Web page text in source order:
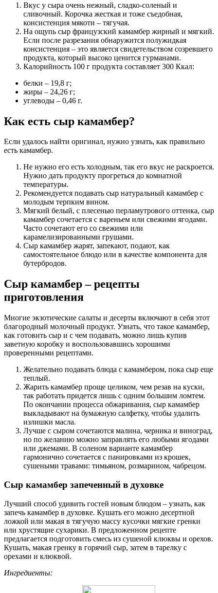
Вкус у сыра очень нежный, сладко-соленый и
сливочный. Корочка жесткая и тоже съедобная,
консистенция мякоти – тягучая.
На ощупь сыр французский камамбер жирный и мягкий.
Если после разрезания обнаружится полужидкая
консистенция – это является свидетельством созревшего
продукта, который высоко ценится гурманами.
Калорийность 100 г продукта составляет 300 Ккал:
белки – 19,8 г;
жиры – 24,26 г;
углеводы – 0,46 г.
Как есть сыр камамбер?
Если удалось найти оригинал, нужно узнать, как правильно
есть камамбер.
Не нужно его есть холодным, так его вкус не раскроется.
Нужно дать продукту прогреться до комнатной
температуры.
Рекомендуется подавать сыр натуральный камамбер с
молодым терпким вином.
Мягкий белый, с плесенью перламутрового оттенка, сыр
камамбер сочетается с вареньем или свежими ягодами.
Часто сочетают его со свежими или
карамелизированными грушами.
Сыр камамбер жарят, запекают, подают, как
самостоятельное блюдо или в качестве компонента для
бутербродов.
Сыр камамбер – рецепты
приготовления
Многие экзотические салаты и десерты включают в себя этот
благородный молочный продукт. Узнать, что такое камамбер,
как готовить сыр и с чем подавать, можно лишь купив
заветную коробку и воспользовавшись хорошими
проверенными рецептами.
Желательно подавать блюда с камамбером, пока сыр еще
теплый.
Жарить камамбер проще целиком, чем резав на куски,
так работать придется лишь с одним большим ломтем.
По окончании процесса обжаривания, сыр камамбер
выкладывают на бумажную салфетку, чтобы удалить
излишки масла.
Лучше с сыром сочетаются малина, черника и виноград,
но по желанию можно заправлять его любыми ягодами
или джемами. В соленом варианте камамбер
гармонично сочетается с панировками из крошек,
сушеными травами: тимьяном, розмарином, чабрецом.
Сыр камамбер запеченный в духовке
Лучший способ удивить гостей новым блюдом – узнать, как
запечь камамбер в духовке. Кушать его можно десертной
ложкой или макая в тягучую массу кусочки мягкие гренки
или хрустящие сухарики. В предложенном рецепте
предлагается подготовить смесь из сушеной клюквы и орехов.
Кушать, макая гренку в горячий сыр, затем в тарелку с
орехами и клюквой.
Ингредиенты: